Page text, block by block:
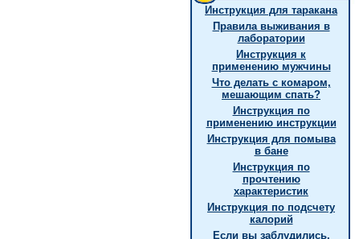
Инструкция для таракана
Правила выживания в
лаборатории
Инструкция к
применению мужчины
Что делать с комаром,
мешающим спать?
Инструкция по
применению инструкции
Инструкция для помыва
в бане
Инструкция по
прочтению
характеристик
Инструкция по подсчету
калорий
Если вы заблудились,